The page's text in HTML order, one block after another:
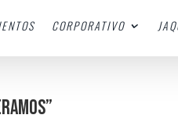
CORPORATIVO